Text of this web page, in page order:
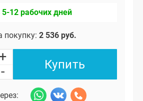
5-12 рабочих дней
покупку: 2 536 руб.
+
-
Купить